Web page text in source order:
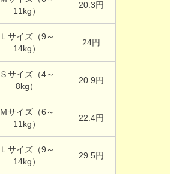
11kg）
20.3円
Ｌサイズ（9～
14kg）
24円
Ｓサイズ（4～
8kg）
20.9円
Ｍサイズ（6～
11kg）
22.4円
Ｌサイズ（9～
14kg）
29.5円